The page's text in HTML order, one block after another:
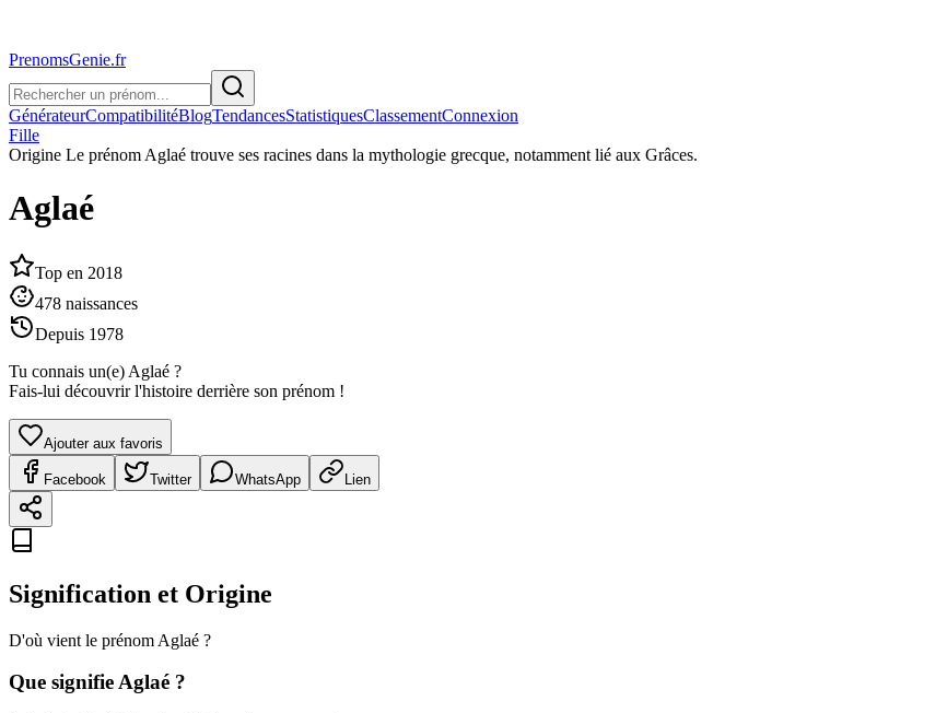
PrenomsGenie.fr
GénérateurCompatibilitéBlogTendancesStatistiquesClassementConnexion
Fille
Origine Le prénom Aglaé trouve ses racines dans la mythologie grecque, notamment lié aux Grâces.
Aglaé
Top en 2018
478 naissances
Depuis 1978
Tu connais un(e) Aglaé ?
Fais-lui découvrir l'histoire derrière son prénom !
Ajouter aux favoris
Facebook Twitter WhatsApp Lien
Signification et Origine
D'où vient le prénom Aglaé ?
Que signifieAglaé ?